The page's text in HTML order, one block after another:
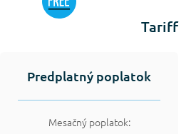
Tariff
Predplatný poplatok
Mesačný poplatok: